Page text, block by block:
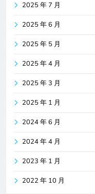
2025 年 7 月
2025 年 6 月
2025 年 5 月
2025 年 4 月
2025 年 3 月
2025 年 1 月
2024 年 6 月
2024 年 4 月
2023 年 1 月
2022 年 10 月